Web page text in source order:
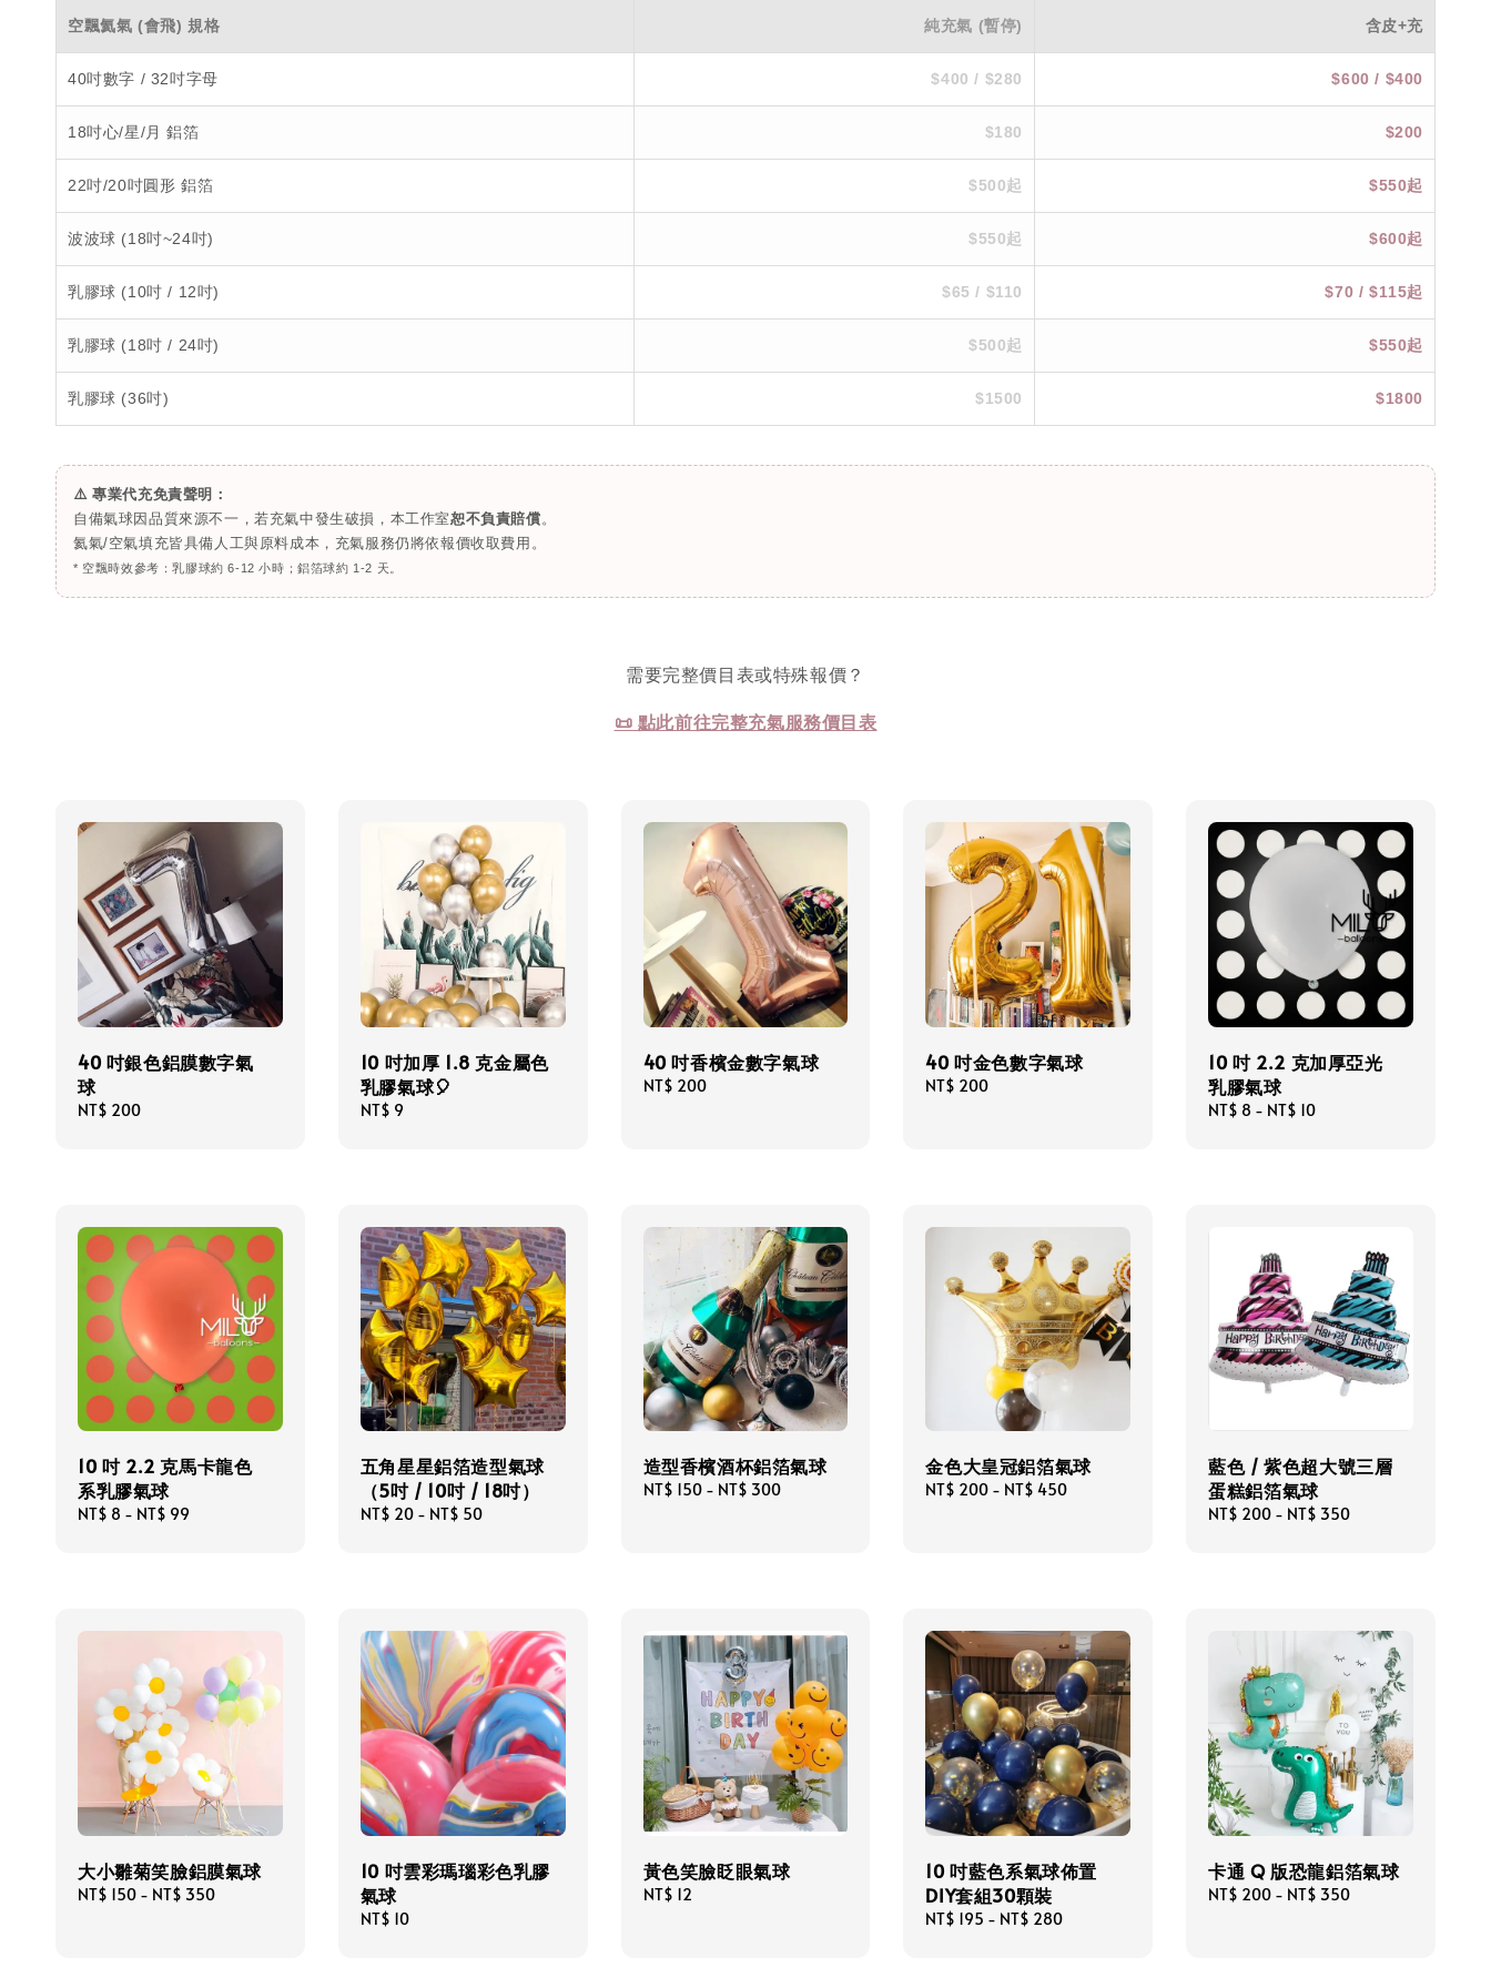
空飄氦氣 (會飛) 規格 純充氣 (暫停) 含皮+充
40吋數字 / 32吋字母 $400 / $280 $600 / $400
18吋心/星/月 鋁箔 $180 $200
22吋/20吋圓形 鋁箔 $500起 $550起
波波球 (18吋~24吋) $550起 $600起
乳膠球 (10吋 / 12吋) $65 / $110 $70 / $115起
乳膠球 (18吋 / 24吋) $500起 $550起
乳膠球 (36吋) $1500 $1800
⚠️ 專業代充免責聲明：
自備氣球因品質來源不一，若充氣中發生破損，本工作室恕不負責賠償 。
氦氣/空氣填充皆具備人工與原料成本，充氣服務仍將依報價收取費用。
* 空飄時效參考：乳膠球約 6-12 小時；鋁箔球約 1-2 天。
需要完整價目表或特殊報價？
📜 點此前往完整充氣服務價目表
40 吋銀色鋁膜數字氣
球
Regular
NT$ 200
10 吋加厚 1.8 克金屬色
乳膠氣球🎈
Regular
NT$ 9
40 吋香檳金數字氣球
Regular
NT$ 200
40 吋金色數字氣球
Regular
NT$ 200
10 吋 2.2 克加厚亞光
乳膠氣球
Regular
NT$ 8 - NT$ 10
10 吋 2.2 克馬卡龍色
系乳膠氣球
Regular
NT$ 8 - NT$ 99
五角星星鋁箔造型氣球
（5吋 / 10吋 / 18吋）
Regular
NT$ 20- NT$ 50
造型香檳酒杯鋁箔氣球
Regular
NT$ 150- NT$ 300
金色大皇冠鋁箔氣球
Regular
NT$ 200 - NT$ 450
藍色 / 紫色超大號三層
蛋糕鋁箔氣球
Regular
NT$ 200 - NT$ 350
大小雛菊笑臉鋁膜氣球
Regular
NT$ 150 - NT$ 350
10 吋雲彩瑪瑙彩色乳膠
氣球
Regular
NT$ 10
黃色笑臉眨眼氣球
Regular
NT$ 12
10 吋藍色系氣球佈置
DIY套組30顆裝
Regular
NT$ 195 - NT$ 280
卡通 Q 版恐龍鋁箔氣球
Regular
NT$ 200 - NT$ 350